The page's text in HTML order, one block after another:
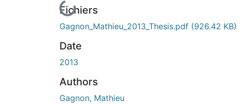
En cours de chargement...
Fichiers
Gagnon_Mathieu_2013_Thesis.pdf (926.42 KB)
Date
2013
Authors
Gagnon, Mathieu